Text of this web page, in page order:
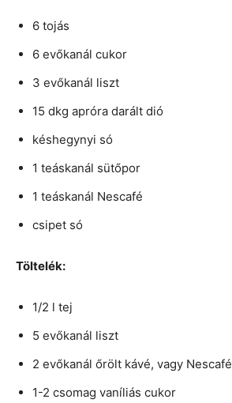
6 tojás
6 evőkanál cukor
3 evőkanál liszt
15 dkg apróra darált dió
késhegynyi só
1 teáskanál sütőpor
1 teáskanál Nescafé
csipet só
Töltelék:
1/2 l tej
5 evőkanál liszt
2 evőkanál őrölt kávé, vagy Nescafé
1-2 csomag vaníliás cukor